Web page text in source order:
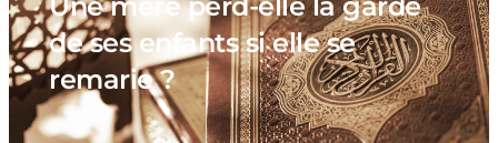
de ses enfants si elle se
remarie ?